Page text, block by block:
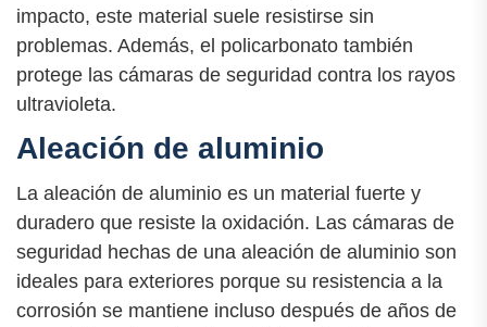
impacto, este material suele resistirse sin
problemas. Además, el policarbonato también
protege las cámaras de seguridad contra los rayos
ultravioleta.
Aleación de aluminio
La aleación de aluminio es un material fuerte y
duradero que resiste la oxidación. Las cámaras de
seguridad hechas de una aleación de aluminio son
ideales para exteriores porque su resistencia a la
corrosión se mantiene incluso después de años de